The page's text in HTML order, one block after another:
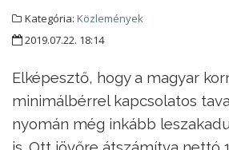
Kategória: Közlemények
2019.07.22. 18:14
Elképesztő, hogy a magyar
minimálbérrel kapcsolatos
nyomán még inkább